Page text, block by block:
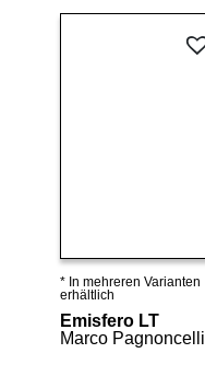
Details ansehen
* In mehreren Varianten
erhältlich
Emisfero LT
Marco Pagnoncelli